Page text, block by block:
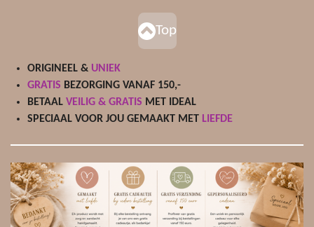
Top
ORIGINEEL & UNIEK
GRATIS BEZORGING VANAF 150,-
BETAAL VEILIG & GRATIS MET IDEAL
SPECIAAL VOOR JOU GEMAAKT MET LIEFDE